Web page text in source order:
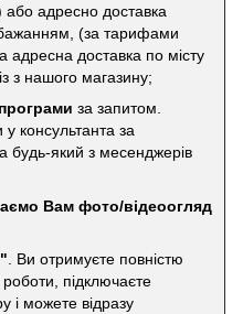
або адресно доставка
(за тарифами
доставка по місту
з нашого магазину;
за запитом.
консультанта за
який з месенджерів
Вам фото/відеоогляд
. Ви отримуєте повністю
підключаєте
і можете відразу